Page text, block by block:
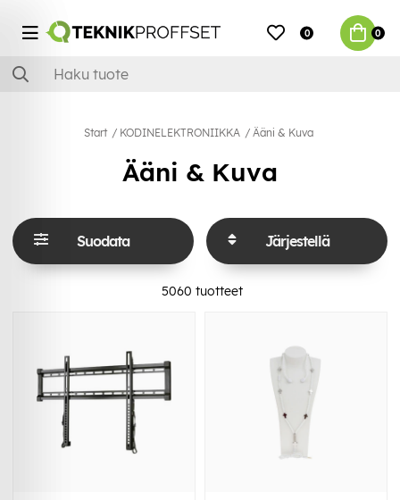
0 0
Start KODINELEKTRONIIKKA Ääni & Kuva
Ääni & Kuva
Suodata Järjestellä
5060 tuotteet